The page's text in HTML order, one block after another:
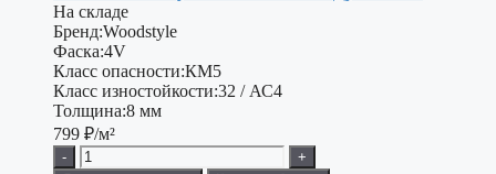
На складе
Бренд:Woodstyle
Фаска:4V
Класс опасности:КМ5
Класс изностойкости:32 / АС4
Толщина:8 мм
799 ₽/м²
-
+